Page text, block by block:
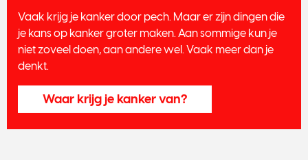
Vaak krijg je kanker door pech. Maar er zijn dingen die
je kans op kanker groter maken. Aan sommige kun je
niet zoveel doen, aan andere wel. Vaak meer dan je
denkt.
Waar krijg je kanker van?